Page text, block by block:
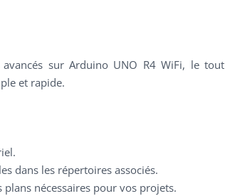
MENU HARDWARE
sur Arduino UNO R4 WiFi, le tout
et rapide.
dans les répertoires associés.
plans nécessaires pour vos projets.